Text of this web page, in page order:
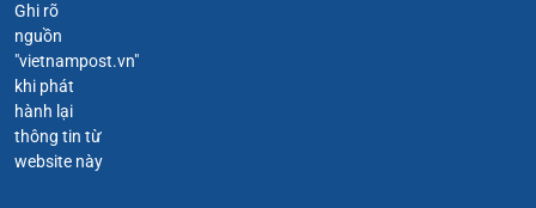
Ghi rõ
nguồn
"vietnampost.vn"
khi phát
hành lại
thông tin từ
website này